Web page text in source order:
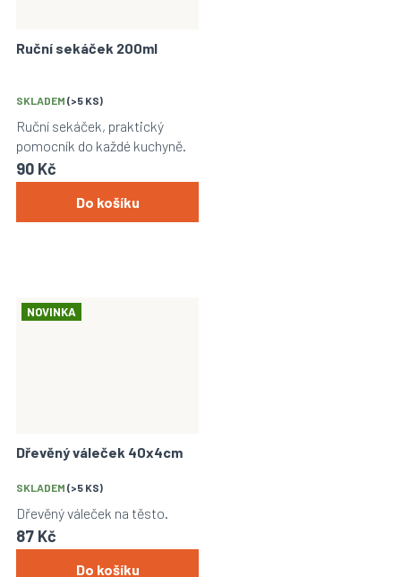
Ruční sekáček 200ml
SKLADEM (>5 KS)
90 Kč
Do košíku
Ruční sekáček, praktický
pomocník do každé kuchyně.
NOVINKA
Dřevěný váleček 40x4cm
hodnocení
produktu
je
5,0
SKLADEM (>5 KS)
87 Kč
Do košíku
Dřevěný váleček na těsto.